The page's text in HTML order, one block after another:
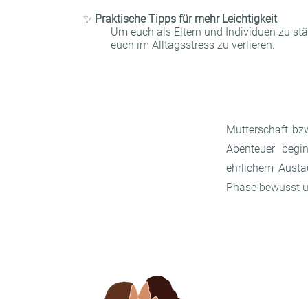
✨ Praktische Tipps für mehr Leichtigkeit
Um euch als Eltern und Individuen zu
euch im Alltagsstress zu verlieren.
Mutterschaft
Abenteuer
ehrlichem
Phase bewusst